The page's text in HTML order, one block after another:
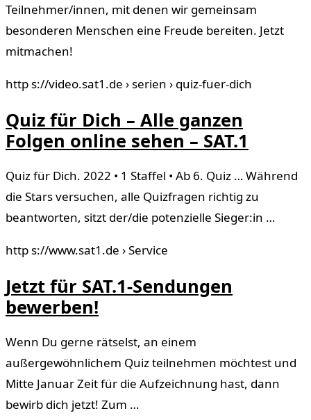
Teilnehmer/innen, mit denen wir gemeinsam
besonderen Menschen eine Freude bereiten. Jetzt
mitmachen!
http s://video.sat1.de › serien › quiz-fuer-dich
Quiz für Dich – Alle ganzen
Folgen online sehen – SAT.1
Quiz für Dich. 2022 • 1 Staffel • Ab 6. Quiz … Während
die Stars versuchen, alle Quizfragen richtig zu
beantworten, sitzt der/die potenzielle Sieger:in …
http s://www.sat1.de › Service
Jetzt für SAT.1-Sendungen
bewerben!
Wenn Du gerne rätselst, an einem
außergewöhnlichem Quiz teilnehmen möchtest und
Mitte Januar Zeit für die Aufzeichnung hast, dann
bewirb dich jetzt! Zum …